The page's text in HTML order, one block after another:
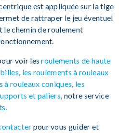
est appliquée sur la tige
de rattraper le jeu éventuel
le chemin de roulement
voir lesroulements de haute
, les roulements à rouleaux
à rouleaux coniques, les
et paliers, notre service
.
pour vous guider et